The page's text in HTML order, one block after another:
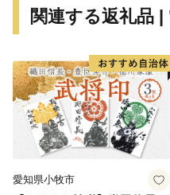
関連する返礼品
愛知県小牧市